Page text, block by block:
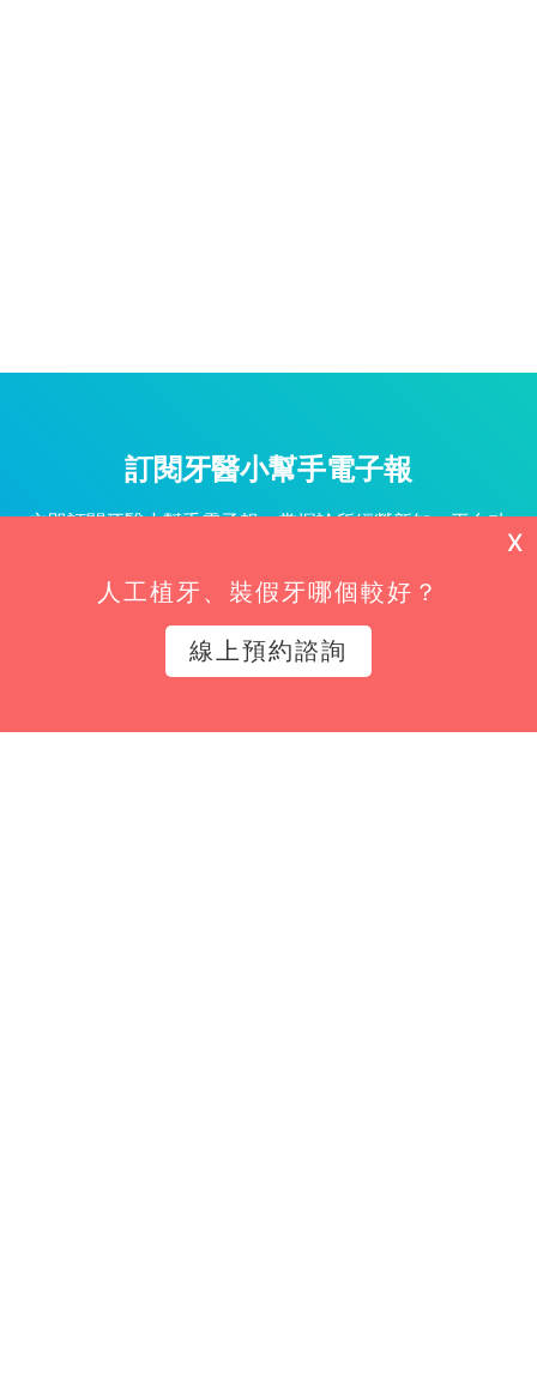
訂閱牙醫小幫手電子報
立即訂閱牙醫小幫手電子報，掌握診所經營新知、平台功
人工植牙、裝假牙哪個較好？
線上預約諮詢
X